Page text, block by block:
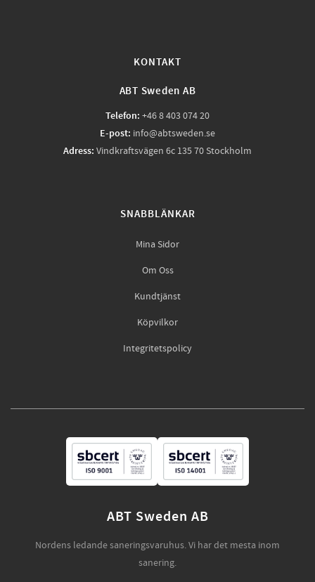
KONTAKT
ABT Sweden AB
Telefon: +46 8 403 074 20
E-post: info@abtsweden.se
Adress: Vindkraftsvägen 6c 135 70 Stockholm
SNABBLÄNKAR
Mina Sidor
Om Oss
Kundtjänst
Köpvilkor
Integritetspolicy
ABT Sweden AB
Nordens ledande saneringsvaruhus. Vi har det mesta inom
sanering.